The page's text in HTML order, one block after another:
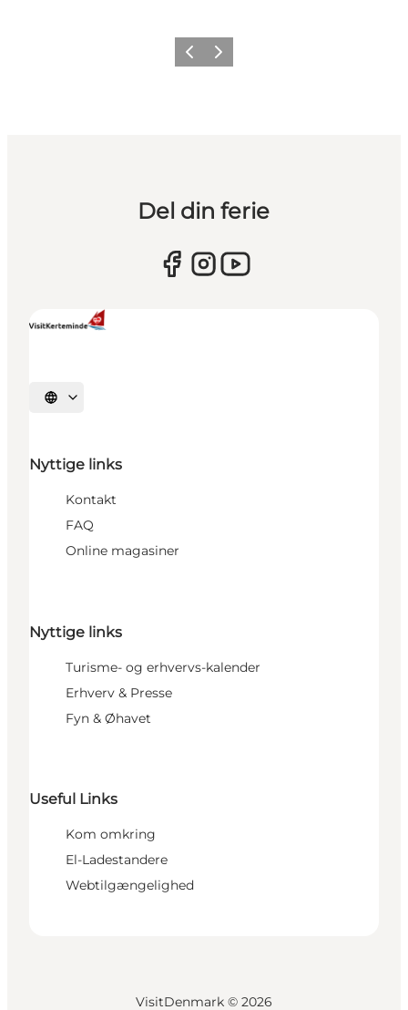
ForrigeNæste
Del din ferie
Vælg sprog
Nyttige links
Kontakt
FAQ
Online magasiner
Nyttige links
Turisme- og erhvervs-kalender
Erhverv & Presse
Fyn & Øhavet
Useful Links
Kom omkring
El-Ladestandere
Webtilgængelighed
VisitDenmark © 2026